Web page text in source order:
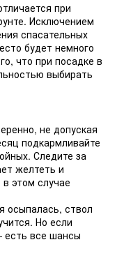
при
Исключением
спасательных
будет немного
что при посадке в
выбирать
не допуская
подкармливайте
Следите за
желтеть и
этом случае
осыпалась, ствол
Но если
есть все шансы